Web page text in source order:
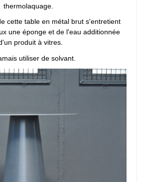
thermolaquage.
cette table en métal brut s'entretient
une éponge et de l'eau additionnée
produit à vitres.
utiliser de solvant.